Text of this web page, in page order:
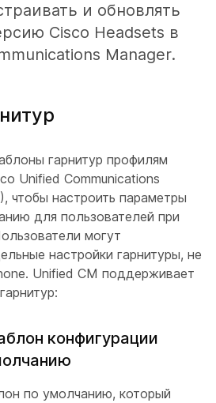
и обновлять
Cisco Headsets в
Manager.
гарнитур профилям
Unified Communications
чтобы настроить параметры
для пользователей при
могут
настройки гарнитуры, не
Unified CM поддерживает
конфигурации
по умолчанию, который